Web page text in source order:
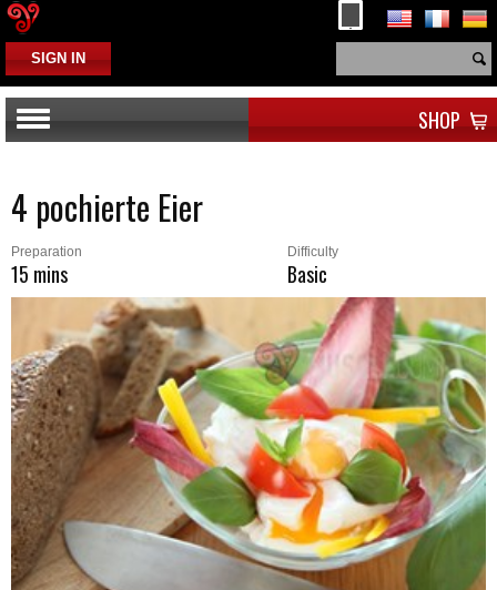
SIGN IN
SHOP
4 pochierte Eier
Preparation
15 mins
Difficulty
Basic